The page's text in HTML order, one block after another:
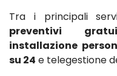
Tra i principali
preventivi
installazione
su 24 e telegestione